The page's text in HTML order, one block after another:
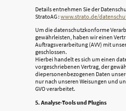
Details entnehmen Sie der
StratoAG : www.strato.de/
Um die datenschutzkonforme
gewährleisten, haben wir einen
Auftragsverarbeitung (AVV) mit
geschlossen.
Hierbei handelt es sich um einen
vorgeschriebenen Vertrag, der
diepersonenbezogenen Daten
nur nach unseren Weisungen und
GVO verarbeitet.
5. Analyse-Tools und Plugins